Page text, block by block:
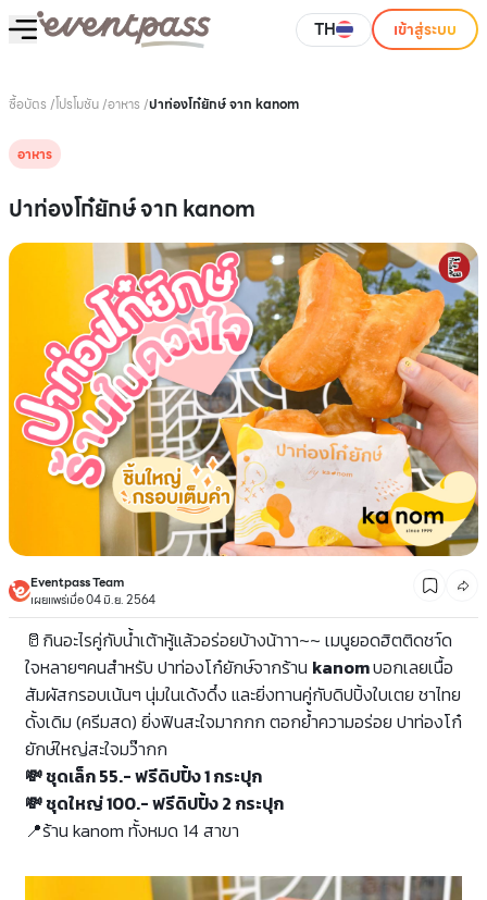
TH เข้าสู่ระบบ
ซื้อบัตร /โปรโมชัน/อาหาร /ปาท่องโก๋ยักษ์ จาก kanom
อาหาร
ปาท่องโก๋ยักษ์ จาก kanom
Eventpass Team
เผยแพร่เมื่อ 04 มิ.ย. 2564
🥛กินอะไรคู่กับน้ำเต้าหู้แล้วอร่อยบ้างน้าาา~~ เมนูยอดฮิตติดชา์ด
ใจหลายๆคนสำหรับ ปาท่องโก๋ยักษ์จากร้าน kanomบอกเลยเนื้อ
สัมผัสกรอบเน้นๆ นุ่มในเด้งดึ๋ง และยิ่งทานคู่กับดิปปิ้งใบเตย ชาไทย
ดั้งเดิม (ครีมสด) ยิ่งฟินสะใจมากกก ตอกยํ้าความอร่อย ปาท่องโก๋
ยักษ์ใหญ่สะใจมว๊ากก
💸ชุดเล็ก 55.- ฟรีดิปปิ้ง 1 กระปุก
💸 ชุดใหญ่ 100.- ฟรีดิปปิ้ง 2 กระปุก
📍ร้าน kanom ทั้งหมด 14 สาขา